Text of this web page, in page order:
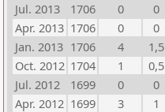
Jul. 2013
1706 0
0
Apr. 2013 1706 0
0
Jan. 2013 1706 4
1,5
Oct. 2012 1704 1
0,5
Jul. 2012
1699 0
0
Apr. 2012 1699 3
1